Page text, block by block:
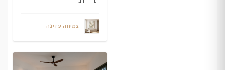
צמיחה עדינה